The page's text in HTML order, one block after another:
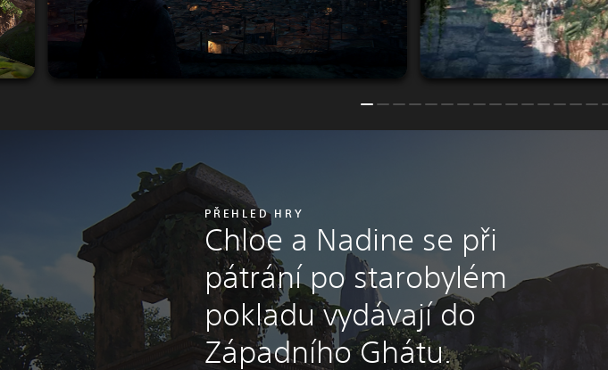
PŘEHLED HRY
Chloe a Nadine se při
pátrání po starobylém
pokladu vydávají do
Západního Ghátu.